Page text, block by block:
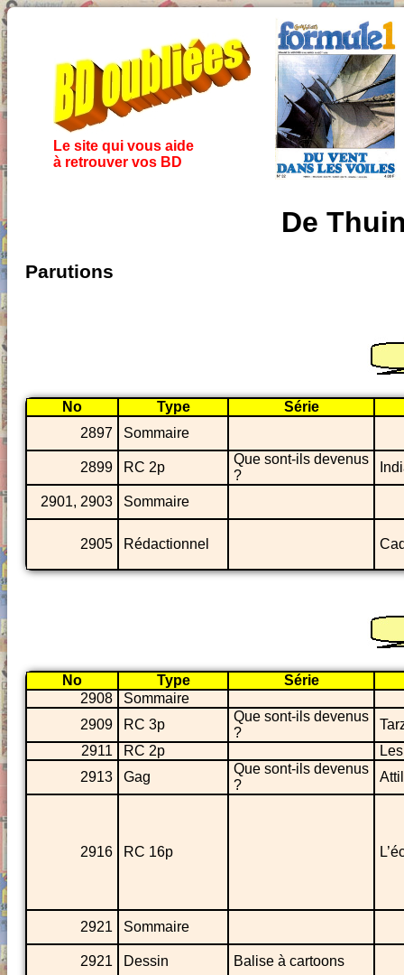
Le site qui vous aide
à retrouver vos BD
De
Parutions
No Type
Série
2897
Sommaire
2899 RC 2p
Que sont-ils devenus
?
2901, 2903 Sommaire
2905 Rédactionnel
No Type
Série
2908
Sommaire
2909
RC 3p
Que sont-ils devenus
?
2911
RC 2p
2913
Gag
Que sont-ils devenus
?
2916 RC 16p
2921 Sommaire
2921 Dessin Balise à cartoons